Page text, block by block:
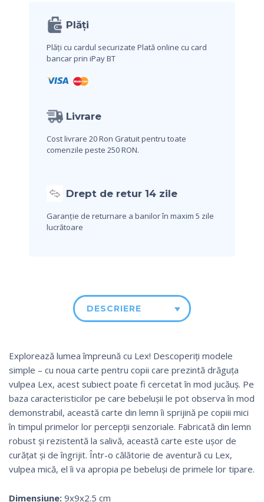
Plăți
Plăți cu cardul securizate Plată online cu card
bancar prin iPay BT
Livrare
Cost livrare 20 Ron Gratuit pentru toate
comenzile peste 250 RON.
Drept de retur 14 zile
Garanție de returnare a banilor în maxim 5 zile
lucrătoare
DESCRIERE
Explorează lumea împreună cu Lex! Descoperiți modele
simple – cu noua carte pentru copii care prezintă drăguța
vulpea Lex, acest subiect poate fi cercetat în mod jucăuș. Pe
baza caracteristicilor pe care bebelușii le pot observa în mod
demonstrabil, această carte din lemn îi sprijină pe copiii mici
în timpul primelor lor percepții senzoriale. Fabricată din lemn
robust și rezistentă la salivă, această carte este ușor de
curățat și de îngrijit. Într-o călătorie de aventură cu Lex,
vulpea mică, el îi va apropia pe bebeluși de primele lor tipare.
Dimensiune: 9x9x2.5 cm